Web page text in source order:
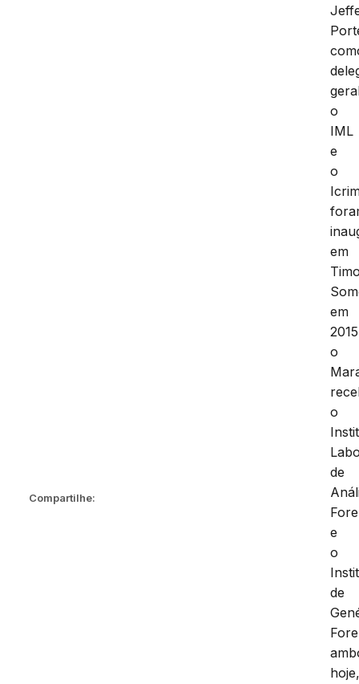
Compartilhe:
o
IML
e
o
em
em
o
o
de
e
o
de